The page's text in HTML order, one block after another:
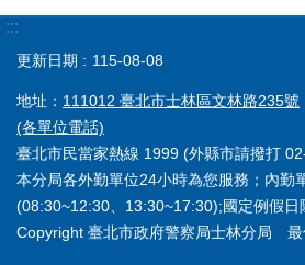
:::
更新日期 115-08-08
地址： 111012 臺北市士林區文林路235號
(各單位電話)
臺北市民當家熱線 1999 (外縣市請撥打
本分局各外勤單位24小時為您服務；內勤
(08:30~12:30、13:30~17:30);國定例假日
Copyright 臺北市政府警察局士林分局